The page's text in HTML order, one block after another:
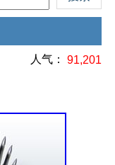
人气： 91,201